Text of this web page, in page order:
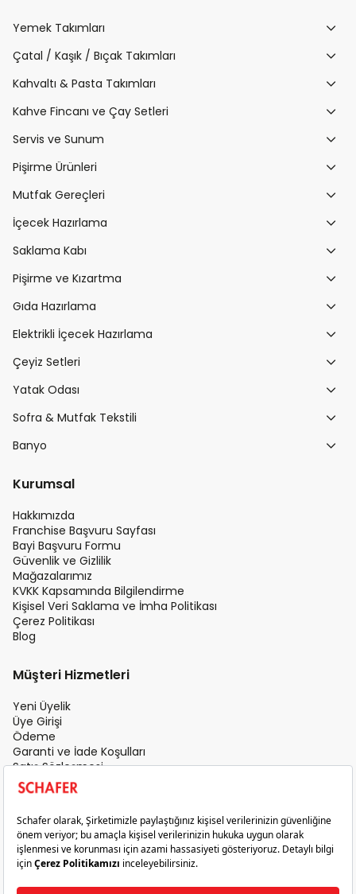
Yemek Takımları
Çatal / Kaşık / Bıçak Takımları
Kahvaltı & Pasta Takımları
Kahve Fincanı ve Çay Setleri
Servis ve Sunum
Pişirme Ürünleri
Mutfak Gereçleri
İçecek Hazırlama
Saklama Kabı
Pişirme ve Kızartma
Gıda Hazırlama
Elektrikli İçecek Hazırlama
Çeyiz Setleri
Yatak Odası
Sofra & Mutfak Tekstili
Banyo
Kurumsal
Hakkımızda
Franchise Başvuru Sayfası
Bayi Başvuru Formu
Güvenlik ve Gizlilik
Mağazalarımız
KVKK Kapsamında Bilgilendirme
Kişisel Veri Saklama ve İmha Politikası
Çerez Politikası
Blog
Müşteri Hizmetleri
Yeni Üyelik
Üye Girişi
Ödeme
Garanti ve İade Koşulları
Satış Sözleşmesi
Üyelik Sözleşmesi
İletişim
Teslimat Koşulları
Gizlilik ve Güvenlik
Sık Sorulan Sorular
Satış Sonrası Hizmet